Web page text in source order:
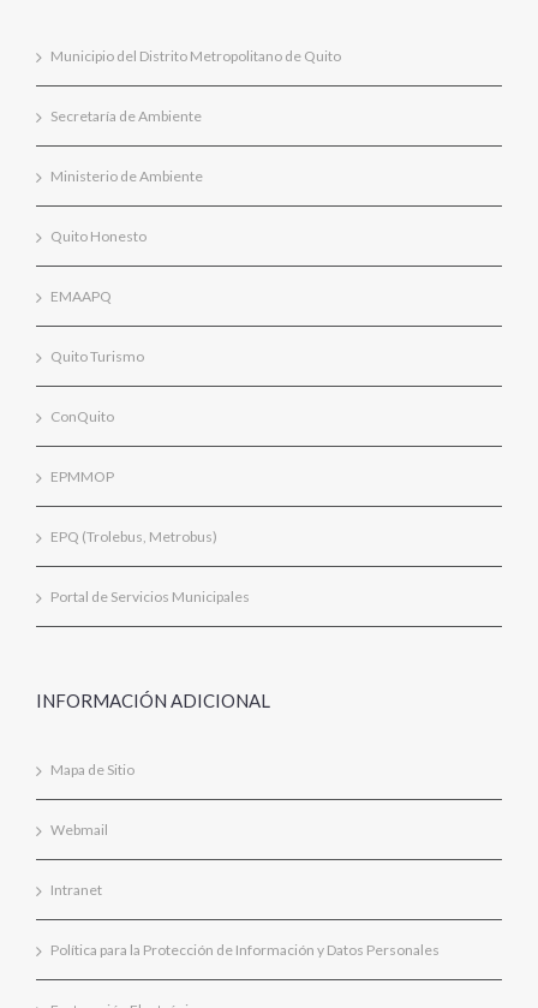
Municipio del Distrito Metropolitano de Quito
Secretaría de Ambiente
Ministerio de Ambiente
Quito Honesto
EMAAPQ
Quito Turismo
ConQuito
EPMMOP
EPQ (Trolebus, Metrobus)
Portal de Servicios Municipales
INFORMACIÓN ADICIONAL
Mapa de Sitio
Webmail
Intranet
Política para la Protección de Información y Datos Personales